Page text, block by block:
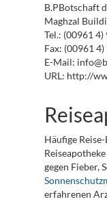
B.PBotschaft
Maghzal
Tel.: (00961 4)
Fax: (00961
E-Mail:
URL: http://
Häufige
gegen Fieber,
erfahrenen